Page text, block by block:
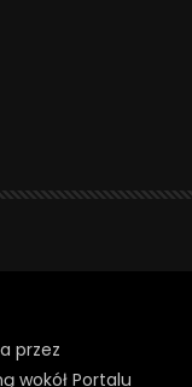
przez
wokół Portalu